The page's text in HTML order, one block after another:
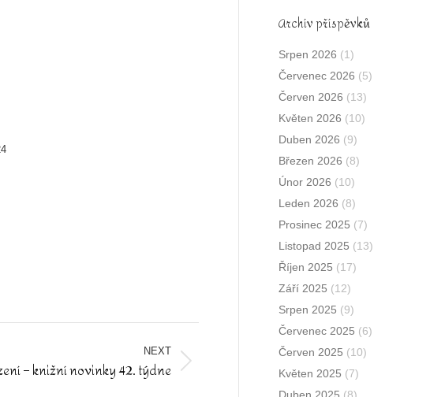
NEXT
– knižní novinky 42. týdne
Archív příspěvků
Srpen 2026 (1)
Červenec 2026 (5)
Červen 2026 (13)
Květen 2026 (10)
Duben 2026 (9)
Březen 2026 (8)
Únor 2026 (10)
Leden 2026 (8)
Prosinec 2025 (7)
Listopad 2025 (13)
Říjen 2025 (17)
Září 2025 (12)
Srpen 2025 (9)
Červenec 2025 (6)
Červen 2025 (10)
Květen 2025 (7)